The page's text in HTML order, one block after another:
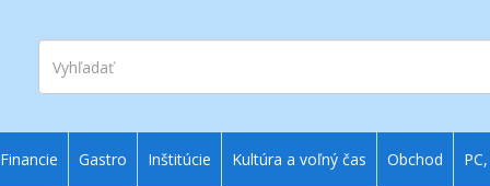
Vyhľadať
Financie Gastro Inštitúcie Kultúra a voľný čas Obchod